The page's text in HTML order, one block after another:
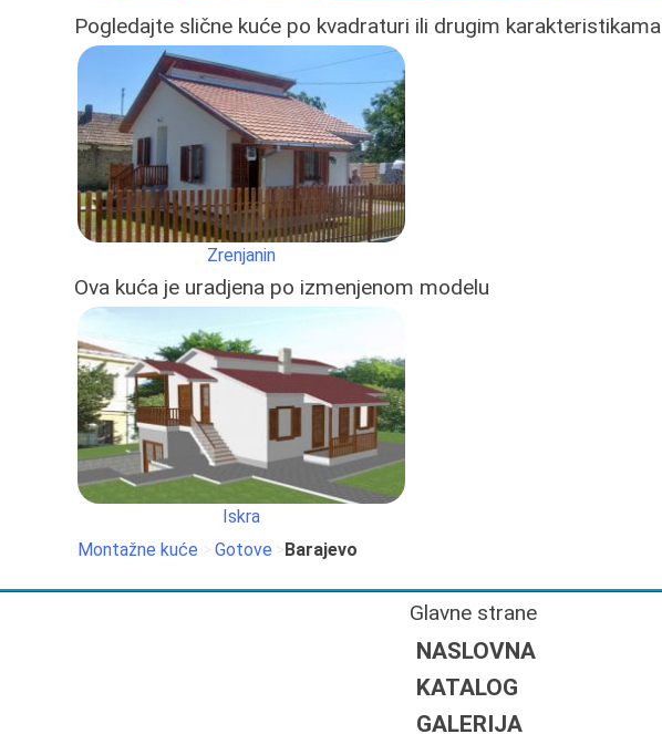
Pogledajte slične kuće po kvadraturi ili drugim karakteristikama
Zrenjanin
Ova kuća je uradjena po izmenjenom modelu
Iskra
Montažne kuće > Gotove > Barajevo
Glavne strane
NASLOVNA
KATALOG
GALERIJA